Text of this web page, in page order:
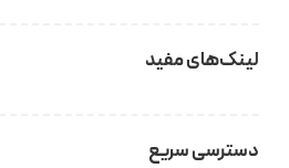
لینک‌های مفید
دسترسی سریع